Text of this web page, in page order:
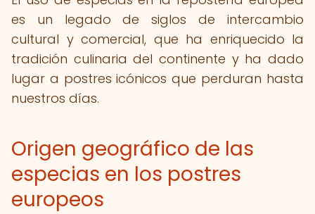
es un legado de siglos de intercambio
cultural y comercial, que ha enriquecido la
tradición culinaria del continente y ha dado
lugar a postres icónicos que perduran hasta
nuestros días.
Origen geográfico de las
especias en los postres
europeos